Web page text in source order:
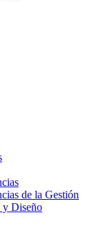
de la Gestión
y Diseño